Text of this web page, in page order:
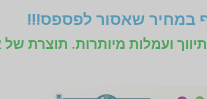
במחיר שאסור לפספס!!!
ועמלות מיותרות. תוצרת